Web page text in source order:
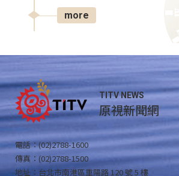
more
TITV NEWS
原視新聞網
電話：(02)2788-1600
傳真：(02)2788-1500
地址：台北市南港區重陽路 120 號 5 樓